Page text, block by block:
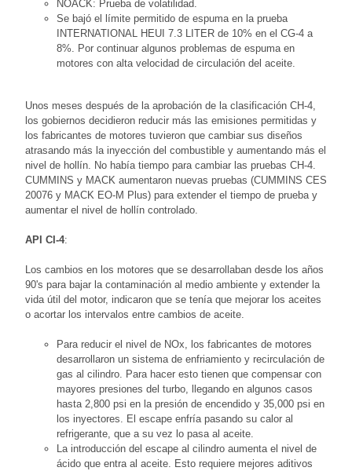
NOACK: Prueba de volatilidad.
Se bajó el límite permitido de espuma en la prueba
INTERNATIONAL HEUI 7.3 LITER de 10% en el CG-4 a
8%. Por continuar algunos problemas de espuma en
motores con alta velocidad de circulación del aceite.
Unos meses después de la aprobación de la clasificación CH-4,
los gobiernos decidieron reducir más las emisiones permitidas y
los fabricantes de motores tuvieron que cambiar sus diseños
atrasando más la inyección del combustible y aumentando más el
nivel de hollín. No había tiempo para cambiar las pruebas CH-4.
CUMMINS y MACK aumentaron nuevas pruebas (CUMMINS CES
20076 y MACK EO-M Plus) para extender el tiempo de prueba y
aumentar el nivel de hollín controlado.
API CI-4:
Los cambios en los motores que se desarrollaban desde los años
90's para bajar la contaminación al medio ambiente y extender la
vida útil del motor, indicaron que se tenía que mejorar los aceites
o acortar los intervalos entre cambios de aceite.
Para reducir el nivel de NOx, los fabricantes de motores
desarrollaron un sistema de enfriamiento y recirculación de
gas al cilindro. Para hacer esto tienen que compensar con
mayores presiones del turbo, llegando en algunos casos
hasta 2,800 psi en la presión de encendido y 35,000 psi en
los inyectores. El escape enfría pasando su calor al
refrigerante, que a su vez lo pasa al aceite.
La introducción del escape al cilindro aumenta el nivel de
ácido que entra al aceite. Esto requiere mejores aditivos